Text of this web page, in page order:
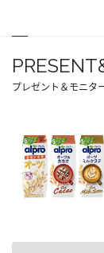
プレゼント＆モニタ